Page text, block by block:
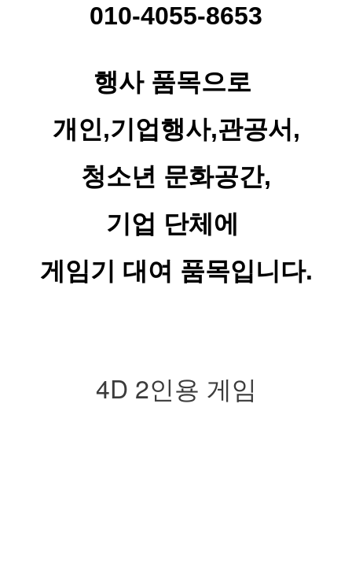
010-4055-8653
행사 품목으로
개인,기업행사,관공서,
청소년 문화공간,
기업 단체에
게임기 대여 품목입니다.
4D 2인용 게임